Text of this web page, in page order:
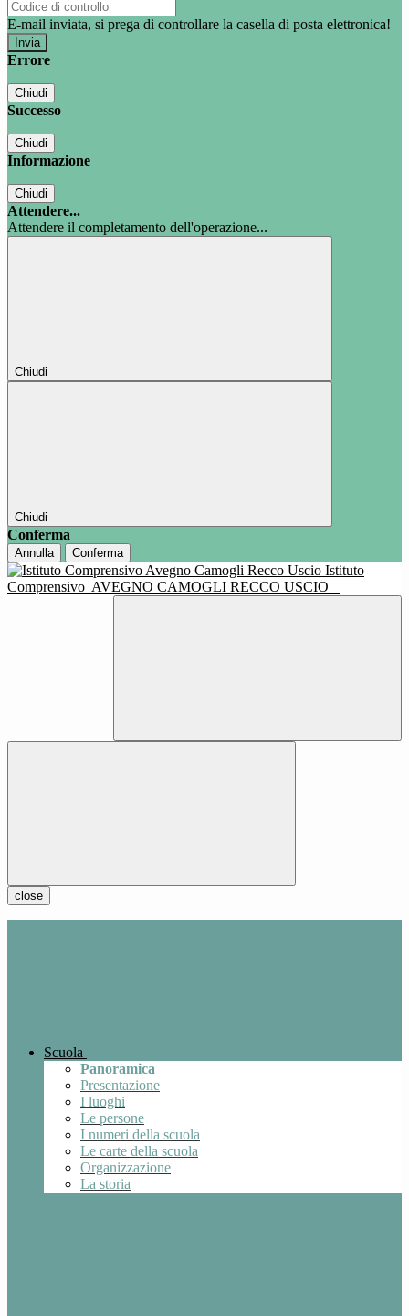
E-mail inviata, si prega di controllare la casella di posta elettronica!
Errore
Chiudi
Successo
Chiudi
Informazione
Chiudi
Attendere...
Attendere il completamento dell'operazione...
Chiudi
Chiudi
Conferma
Annulla Conferma
Istituto
Comprensivo AVEGNO CAMOGLI RECCO USCIO
close
Scuola
Panoramica
Presentazione
I luoghi
Le persone
I numeri della scuola
Le carte della scuola
Organizzazione
La storia